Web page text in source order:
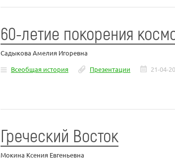
60-летие покорения
Садыкова Амелия Игоревна
Всеобщая история
Презентации 21-04-
Греческий Восток
Мокина Ксения Евгеньевна